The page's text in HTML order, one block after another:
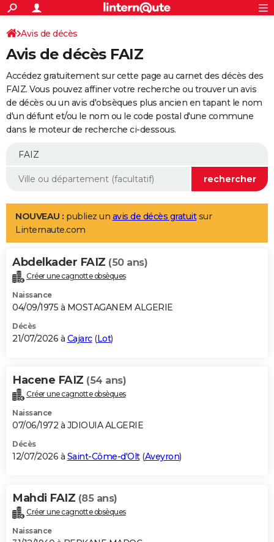
ACTUALITÉS
Politique
Société
Faits Divers
Education
Monde
Villes
+
SPORT
Coupe du monde 2026
Football
Tennis
Cyclisme
Rugby
Forum
Programme TV
TNT
Streaming
Cinéma
Sorties cinéma
Musique
+
FINANCE
Retraite
Impôts
Epargne
Immobilier
Risques naturels par ville
Banque
Assurance
Crédit
AUTO
Essais
Réserver un essai
Citadines
Berlines
SUV
Forum auto
+
Mobiles
Meilleur smartphone
Internet
Ordinateurs
Jeux vidéo
Guide high-tech
Aménagement intérieur
LIFESTYLE
Art de vivre
Bien-être
Loisirs
Mode
Modes de vie
Alimentation
Guide de la santé
Maladies
Médicaments
Sommeil
VOYAGE
Destinations
City break
Voyage nature
Voyage de noces
Forum
Climat
+PHOTO
GUIDES D'ACHAT
BONS PLANS
Carte de Noël
Carte Bonne année
Carte Saint-Valentin
Carte Pâques
Carte d'anniversaire
DICTIONNAIRE
Dictionnaire
Biographies
Citations
Expressions
Proverbes
PROGRAMME TV
S'inscrire
Se connecter
Lycées
Collèges
Primaires
Universités
Entreprises
Service militaire
Avis de recherche
AVIS DE DÉCÈS
Bricolage
Lifestyle
Culture
Sport
Auto
Television
Voyage
Cinema
Avis de décès
Avis de décès FAIZ
Accédez gratuitement sur cette page au carnet des décès des
FAIZ. Vous pouvez affiner votre recherche ou trouver un avis
de décès ou un avis d'obsèques plus ancien en tapant le nom
d'un défunt et/ou le nom ou le code postal d'une commune
dans le moteur de recherche ci-dessous.
NOUVEAU : publiez un avis de décès gratuitsur
Linternaute.com
Abdelkader FAIZ (50 ans)
Créer une cagnotte obsèques
Naissance
04/09/1975 à MOSTAGANEM ALGERIE
Décès
21/07/2026 à Cajarc(Lot)
Hacene FAIZ (54 ans)
Créer une cagnotte obsèques
Naissance
07/06/1972 à JDIOUIA ALGERIE
Décès
12/07/2026 à Saint-Côme-d'Olt(Aveyron)
Mahdi FAIZ (85 ans)
Créer une cagnotte obsèques
Naissance